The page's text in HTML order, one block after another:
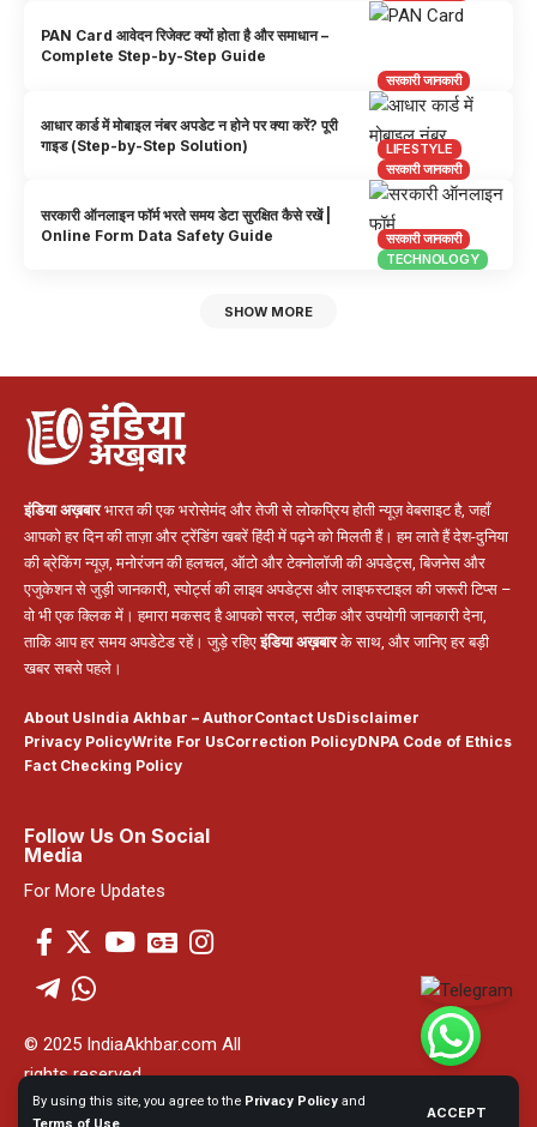
By using this site, you agree to the Privacy Policy and
ACCEPT
सरकारी जानकारी
PAN Card आवेदन रिजेक्ट क्यों होता है और समाधान –
Complete Step-by-Step Guide
LIFESTYLE
सरकारी जानकारी
आधार कार्ड में मोबाइल नंबर अपडेट न होने पर क्या करें? पूरी
गाइड (Step-by-Step Solution)
सरकारी जानकारी
TECHNOLOGY
सरकारी ऑनलाइन फॉर्म भरते समय डेटा सुरक्षित कैसे रखें |
Online Form Data Safety Guide
SHOW MORE
इंडिया अख़बारभारत की एक भरोसेमंद और तेजी से लोकप्रिय होती न्यूज़ वेबसाइट है, जहाँ
आपको हर दिन की ताज़ा और ट्रेंडिंग खबरें हिंदी में पढ़ने को मिलती हैं। हम लाते हैं देश-दुनिया
की ब्रेकिंग न्यूज़, मनोरंजन की हलचल, ऑटो और टेक्नोलॉजी की अपडेट्स, बिजनेस और
एजुकेशन से जुड़ी जानकारी, स्पोर्ट्स की लाइव अपडेट्स और लाइफस्टाइल की जरूरी टिप्स –
वो भी एक क्लिक में। हमारा मकसद है आपको सरल, सटीक और उपयोगी जानकारी देना,
ताकि आप हर समय अपडेटेड रहें। जुड़े रहिएइंडिया अख़बारके साथ, और जानिए हर बड़ी
खबर सबसे पहले।
About UsIndia Akhbar – AuthorContact UsDisclaimer
Privacy PolicyWrite For UsCorrection PolicyDNPA Code of Ethics
Fact Checking Policy
Follow Us On Social
Media
For More Updates
© 2025 IndiaAkhbar.com All
rights reserved
Powered By India Akhbar